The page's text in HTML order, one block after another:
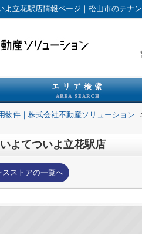
物件｜株式会社不動産ソリューション
よてついよ立花駅店
ストアの一覧へ